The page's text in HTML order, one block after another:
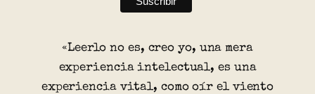
«Leerlo no es, creo yo, una mera
experiencia intelectual, es una
experiencia vital, como oír el viento